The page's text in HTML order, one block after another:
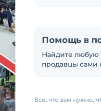
Помощь в
Найдите любую
продавцы сами
Все, что вам нужно,